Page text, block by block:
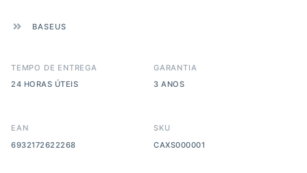
BASEUS
TEMPO DE ENTREGA
24 HORAS ÚTEIS
GARANTIA
3 ANOS
EAN
6932172622268
SKU
CAXS000001